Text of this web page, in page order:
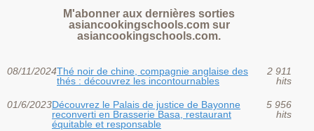
M'abonner aux dernières sorties
asiancookingschools.com sur
asiancookingschools.com.
08/11/2024Thé noir de chine, compagnie anglaise des
thés : découvrez les incontournables
2 911
hits
01/6/2023Découvrez le Palais de justice de Bayonne
reconverti en Brasserie Basa, restaurant
équitable et responsable
5 956
hits